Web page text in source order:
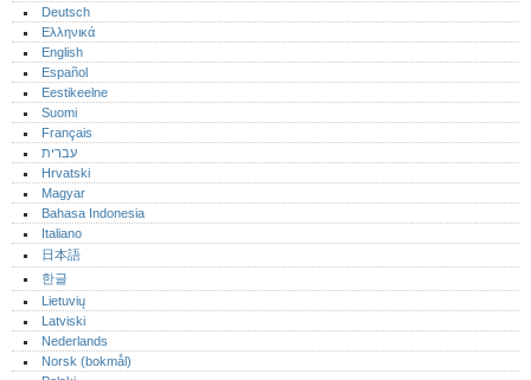
Deutsch
Ελληνικά
English
Español
Eestikeelne
Suomi
Français
עברית
Hrvatski
Magyar
Bahasa Indonesia
Italiano
日本語
한글
Lietuvių
Latviski
Nederlands
Norsk (bokmål)‎